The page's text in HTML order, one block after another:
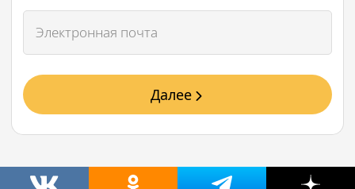
Далее